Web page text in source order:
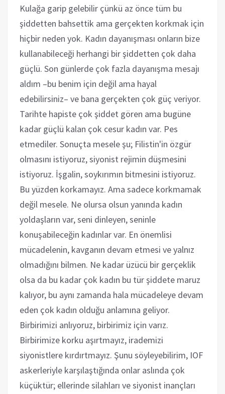
Kulağa garip gelebilir çünkü az önce tüm bu
şiddetten bahsettik ama gerçekten korkmak için
hiçbir neden yok. Kadın dayanışması onların bize
kullanabileceği herhangi bir şiddetten çok daha
güçlü. Son günlerde çok fazla dayanışma mesajı
aldım –bu benim için değil ama hayal
edebilirsiniz– ve bana gerçekten çok güç veriyor.
Tarihte hapiste çok şiddet gören ama bugüne
kadar güçlü kalan çok cesur kadın var. Pes
etmediler. Sonuçta mesele şu; Filistin'in özgür
olmasını istiyoruz, siyonist rejimin düşmesini
istiyoruz. İşgalin, soykırımın bitmesini istiyoruz.
Bu yüzden korkamayız. Ama sadece korkmamak
değil mesele. Ne olursa olsun yanında kadın
yoldaşların var, seni dinleyen, seninle
konuşabileceğin kadınlar var. En önemlisi
mücadelenin, kavganın devam etmesi ve yalnız
olmadığını bilmen. Ne kadar üzücü bir gerçeklik
olsa da bu kadar çok kadın bu tür şiddete maruz
kalıyor, bu aynı zamanda hala mücadeleye devam
eden çok kadın olduğu anlamına geliyor.
Birbirimizi anlıyoruz, birbirimiz için varız.
Birbirimize korku aşırtmayız, irademizi
siyonistlere kırdırtmayız. Şunu söyleyebilirim, IOF
askerleriyle karşılaştığında onlar aslında çok
küçüktür; ellerinde silahları ve siyonist inançları